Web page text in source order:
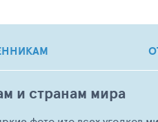
и странам мира